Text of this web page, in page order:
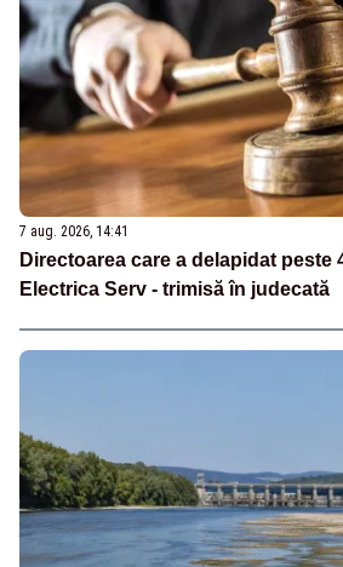
7 aug. 2026, 14:41
Directoarea care a delapidat peste
Electrica Serv - trimisă în judecată